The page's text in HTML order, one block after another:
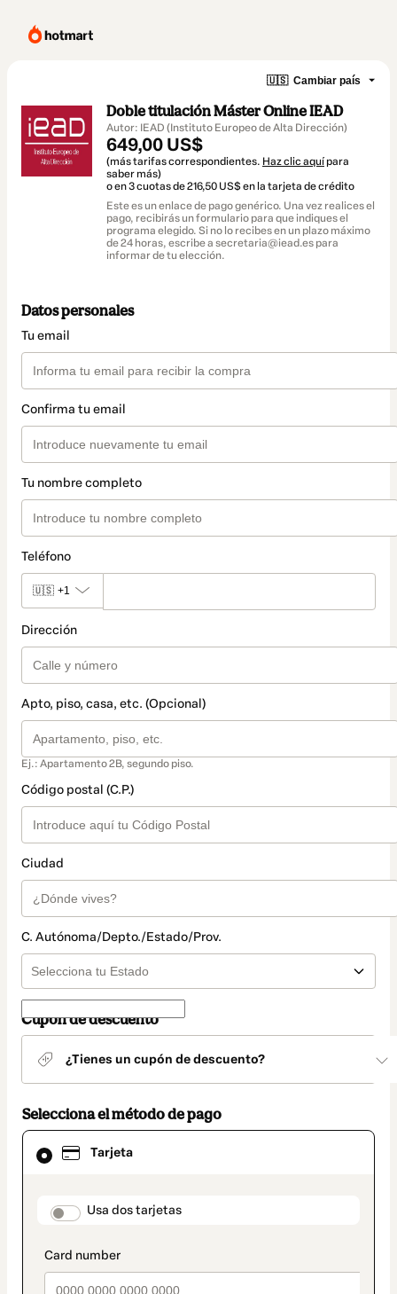
🇺🇸 Cambiar país
Doble titulación Máster Online IEAD
Autor: IEAD (Instituto Europeo de Alta Dirección)
649,00 US$
(más tarifas correspondientes. Haz clic aquí para
saber más)
o en 3 cuotas de 216,50 US$ en la tarjeta de crédito
Este es un enlace de pago genérico. Una vez realices el
pago, recibirás un formulario para que indiques el
programa elegido. Si no lo recibes en un plazo máximo
de 24 horas, escribe a secretaria@iead.es para
informar de tu elección.
Datos personales
Tu email
Confirma tu email
Tu nombre completo
Teléfono
🇺🇸 +1
Dirección
Apto, piso, casa, etc. (Opcional)
Ej.: Apartamento 2B, segundo piso.
Código postal (C.P.)
Ciudad
C. Autónoma/Depto./Estado/Prov.
Cupón de descuento
¿Tienes un cupón de descuento?
Selecciona el método de pago
Tarjeta
payment_data.section_title_v2
Usa dos tarjetas
El
método
seleccionado